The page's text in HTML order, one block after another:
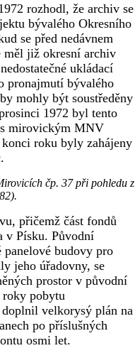
rozhodl, že archiv se
bývalého Okresního
se před nedávnem
měl již okresní archiv
ukládací
pronajmutí bývalého
mohly být soustředěny
1972 byl tento
mirovickým MNV
konci roku byly zahájeny
čp. 37 při pohledu z
přičemž část fondů
v Písku. Původní
panelové budovy pro
jeho úřadovny, se
prostor v původní
roky pobytu
velkorysý plán na
po příslušných
osmi let.